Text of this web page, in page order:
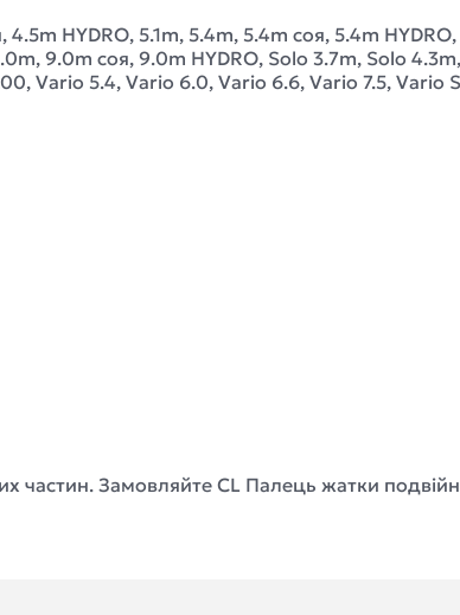
HYDRO, 5.1m, 5.4m, 5.4m соя, 5.4m
9.0m соя, 9.0m HYDRO, Solo 3.7m, Solo
Vario 5.4, Vario 6.0, Vario 6.6, Vario 7.5, Vario
частин. Замовляйте CL Палець жатки